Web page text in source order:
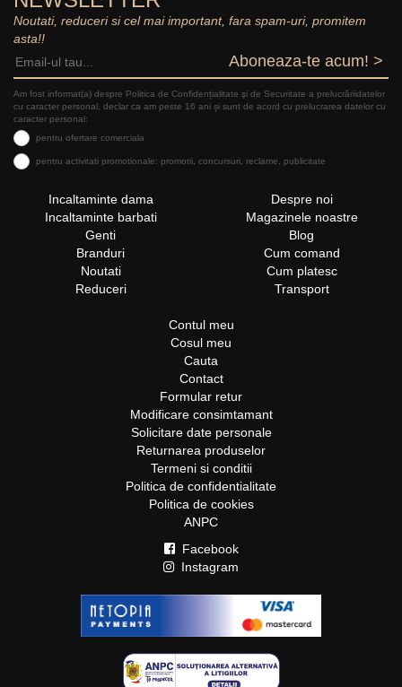
Noutati, reduceri si cel mai important, fara spam-uri, promitem
asta!!
Aboneaza-te acum! >
Am fost informat(a) despre Politica de Confidențialitate şi de Securitate a prelucrăriidatelor
cu caracter personal, declar ca am peste 16 ani și sunt de acord cu prelucrarea datelor cu
caracter personal:
pentru ofertare comerciala
pentru activitati promotionale: promotii, concursuri, reclame, publicitate
Incaltaminte dama
Incaltaminte barbati
Genti
Branduri
Noutati
Reduceri
Despre noi
Magazinele noastre
Blog
Cum comand
Cum platesc
Transport
Contul meu
Cosul meu
Cauta
Contact
Formular retur
Modificare consimtamant
Solicitare date personale
Returnarea produselor
Termeni si conditii
Politica de confidentialitate
Politica de cookies
ANPC
Facebook
Instagram